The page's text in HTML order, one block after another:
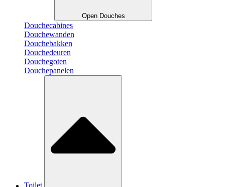
Open Douches
Douchecabines
Douchewanden
Douchebakken
Douchedeuren
Douchegoten
Douchepanelen